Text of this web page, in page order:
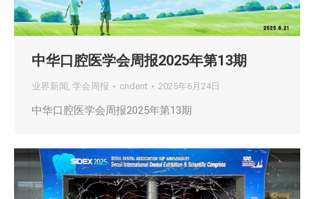
中华口腔医学会周报2025年第13期
业界新闻 , 学会周报 cndent 2025年6月24日
中华口腔医学会周报2025年第13期